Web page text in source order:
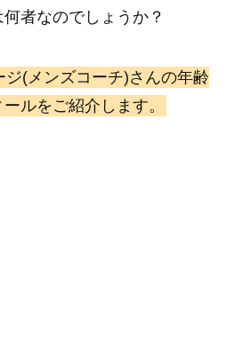
何者なのでしょうか？
ジ(メンズコーチ)さんの年齢
ルをご紹介します。